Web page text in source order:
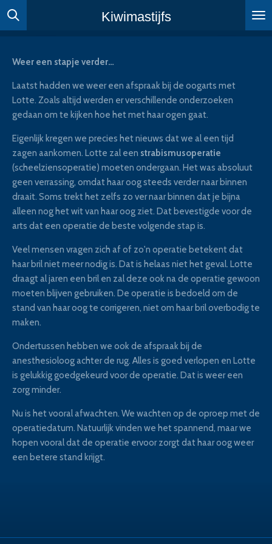
Ga
de
Kiwimastijfs
Weer een stapje verder…
Laatst hadden we weer een afspraak bij de oogarts met
Lotte. Zoals altijd werden er verschillende onderzoeken
gedaan om te kijken hoe het met haar ogen gaat.
Eigenlijk kregen we precies het nieuws dat we al een tijd
zagen aankomen. Lotte zal een strabismusoperatie
(scheelziensoperatie) moeten ondergaan. Het was absoluut
geen verrassing, omdat haar oog steeds verder naar binnen
draait. Soms trekt het zelfs zo ver naar binnen dat je bijna
alleen nog het wit van haar oog ziet. Dat bevestigde voor de
arts dat een operatie de beste volgende stap is.
Veel mensen vragen zich af of zo'n operatie betekent dat
haar bril niet meer nodig is. Dat is helaas niet het geval. Lotte
draagt al jaren een bril en zal deze ook na de operatie gewoon
moeten blijven gebruiken. De operatie is bedoeld om de
stand van haar oog te corrigeren, niet om haar bril overbodig te
maken.
Ondertussen hebben we ook de afspraak bij de
anesthesioloog achter de rug. Alles is goed verlopen en Lotte
is gelukkig goedgekeurd voor de operatie. Dat is weer een
zorg minder.
Nu is het vooral afwachten. We wachten op de oproep met de
operatiedatum. Natuurlijk vinden we het spannend, maar we
hopen vooral dat de operatie ervoor zorgt dat haar oog weer
een betere stand krijgt.